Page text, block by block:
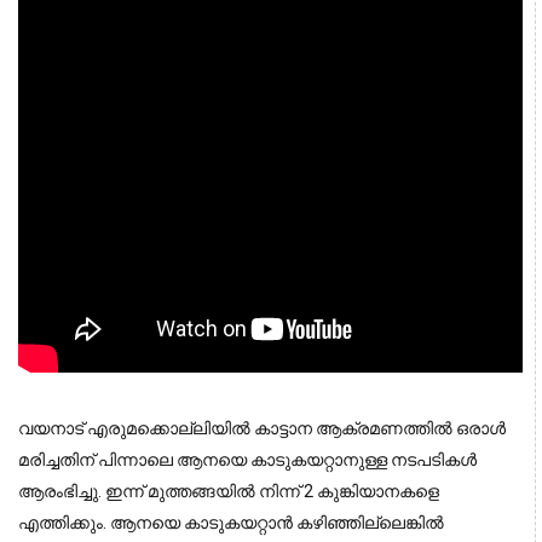
വയനാട് എരുമക്കൊല്ലിയില്‍ കാട്ടാന ആക്രമണത്തില്‍ ഒരാള്‍
മരിച്ചതിന് പിന്നാലെ ആനയെ കാടുകയറ്റാനുള്ള നടപടികള്‍
ആരംഭിച്ചു. ഇന്ന് മുത്തങ്ങയില്‍ നിന്ന് 2 കുങ്കിയാനകളെ
എത്തിക്കും. ആനയെ കാടുകയറ്റാന്‍ കഴിഞ്ഞില്ലെങ്കില്‍